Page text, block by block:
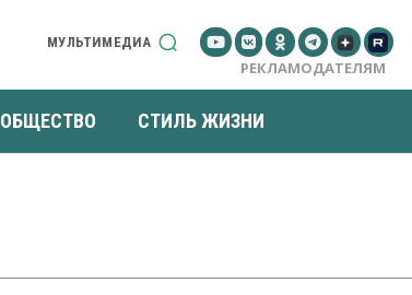
МУЛЬТИМЕДИА
РЕКЛАМОДАТЕЛЯМ
ОБЩЕСТВО СТИЛЬ ЖИЗНИ